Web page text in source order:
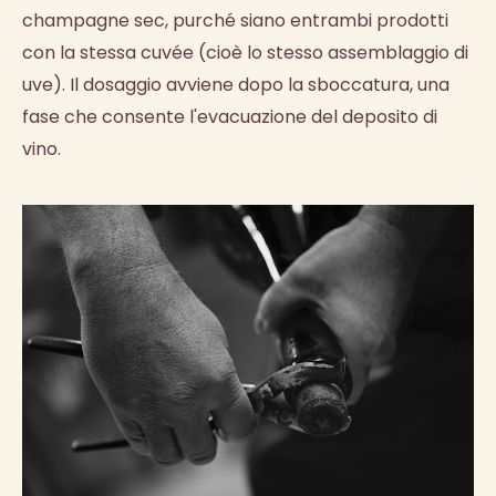
champagne sec, purché siano entrambi prodotti
con la stessa cuvée (cioè lo stesso assemblaggio di
uve). Il dosaggio avviene dopo la sboccatura, una
fase che consente l'evacuazione del deposito di
vino.